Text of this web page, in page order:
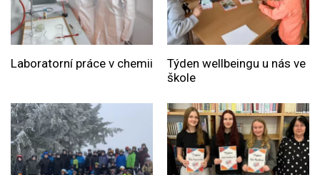
Laboratorní práce v chemii
Týden wellbeingu u nás ve
škole